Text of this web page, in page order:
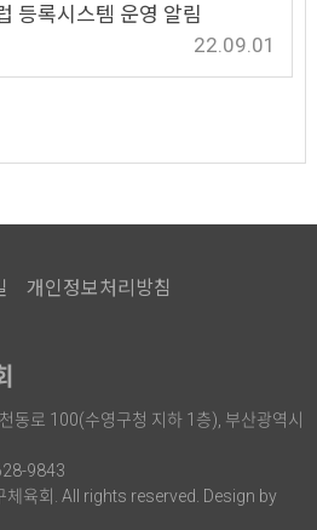
등록시스템 운영 알림
22.09.01
개인정보처리방침
동로 100(수영구청 지하 1층), 부산광역시
9843
육회. All rights reserved. Design by